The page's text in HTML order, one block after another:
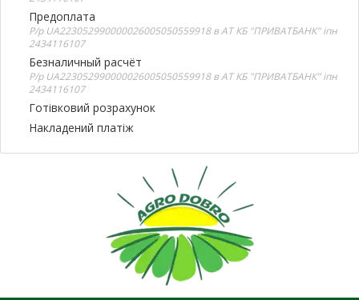
Предоплата
Р/р UA223052990000026005050559918 в АТ КБ "ПРИВАТБАНК" іпн
2434116107
Безналичный расчёт
Р/р UA223052990000026005050559918 в АТ КБ "ПРИВАТБАНК" іпн
2434116107
Готівковий розрахунок
Накладений платіж